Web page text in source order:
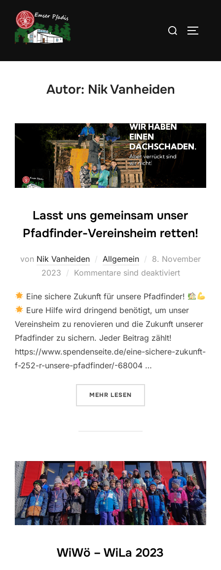
Inhalt
springen
Suchen
Autor: Nik Vanheiden
Lasst uns gemeinsam unser
Pfadfinder-Vereinsheim retten!
von Nik Vanheiden Allgemein
Veröffentlicht
am
8. November
2023
Kommentare sind deaktiviert
Eine sichere Zukunft für unsere Pfadfinder!
Eure Hilfe wird dringend benötigt, um unser
Vereinsheim zu renovieren und die Zukunft unserer
Pfadfinder zu sichern. Jeder Beitrag zählt!
https://www.spendenseite.de/eine-sichere-zukunft-
f-252-r-unsere-pfadfinder/-68004 …
MEHR ÜBER “LASST UNS GEMEINSAM
LESEN
WiWö – WiLa 2023